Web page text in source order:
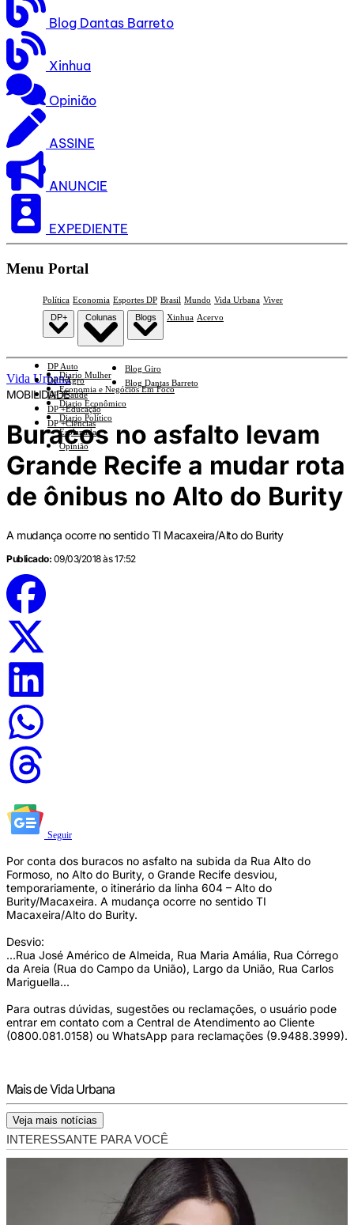
Blog Dantas Barreto
Xinhua
Opinião
ASSINE
ANUNCIE
EXPEDIENTE
Menu Portal
Política Economia Esportes DP Brasil Mundo Vida Urbana Viver
DP+
DP Auto
DP +Agro
DP +Saúde
DP +Educação
DP +Ciências
Colunas
Diario Mulher
Economia e Negócios Em Foco
Diario Econômico
Diario Político
Esplanada
Opinião
Blogs
Blog Giro
Blog Dantas Barreto
Xinhua Acervo
Vida Urbana
MOBILIDADE
Buracos no asfalto levam
Grande Recife a mudar rota
de ônibus no Alto do Burity
A mudança ocorre no sentido TI Macaxeira/Alto do Burity
Publicado: 09/03/2018 às 17:52
Seguir
Por conta dos buracos no asfalto na subida da Rua Alto do
Formoso, no Alto do Burity, o Grande Recife desviou,
temporariamente, o itinerário da linha 604 – Alto do
Burity/Macaxeira. A mudança ocorre no sentido TI
Macaxeira/Alto do Burity.
Desvio:
...Rua José Américo de Almeida, Rua Maria Amália, Rua Córrego
da Areia (Rua do Campo da União), Largo da União, Rua Carlos
Mariguella...
Para outras dúvidas, sugestões ou reclamações, o usuário pode
entrar em contato com a Central de Atendimento ao Cliente
(0800.081.0158) ou WhatsApp para reclamações (9.9488.3999).
Mais de Vida Urbana
Veja mais notícias